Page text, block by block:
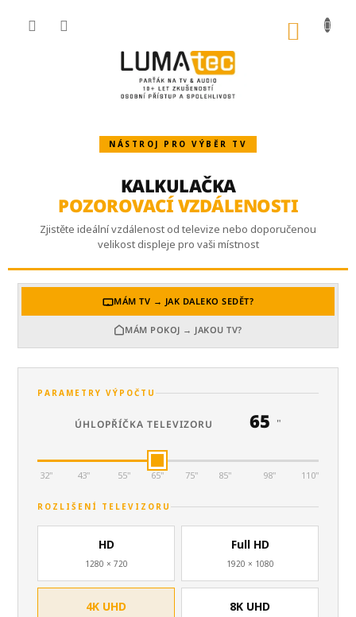
NÁSTROJ PRO VÝBĚR TV
KALKULAČKA
POZOROVACÍ VZDÁLENOSTI
Zjistěte ideální vzdálenost od televize nebo doporučenou
velikost displeje pro vaši místnost
MÁM TV → JAK DALEKO SEDĚT?
MÁM POKOJ → JAKOU TV?
PARAMETRY VÝPOČTU
ÚHLOPŘÍČKA TELEVIZORU 65 "
32" 43" 55" 65" 75" 85" 98" 110"
ROZLIŠENÍ TELEVIZORU
HD
1280 × 720
Full HD
1920 × 1080
4K UHD 8K UHD